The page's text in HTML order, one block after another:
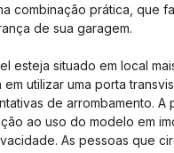
combinação prática, que
de sua garagem.
esteja situado em local
utilizar uma porta
de arrombamento. A
ao uso do modelo em
As pessoas que